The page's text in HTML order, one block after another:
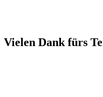
Vielen Dank fürs